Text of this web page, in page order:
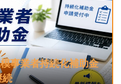
つまずきや
事業者持続化補助金
続